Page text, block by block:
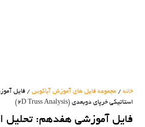
خانه / مجموعه فایل های آموزش آباکوس / فایل
استاتیکی خرپای دوبعدی (2D Truss Analysis)
فایل آموزشی هفدهم: تحلیل